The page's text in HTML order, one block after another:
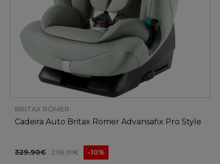
BRITAX RÖMER
Cadeira Auto Britax Römer Advansafix Pro Style
329.90€ 296.91€ -10%